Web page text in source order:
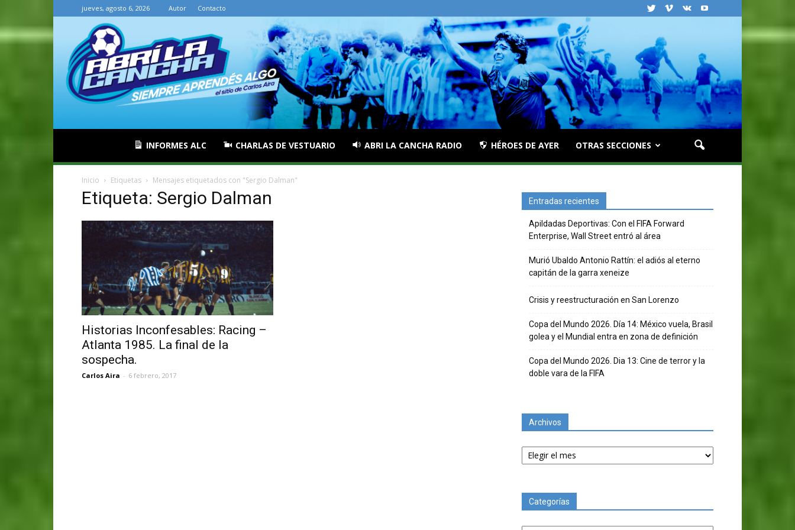
jueves, agosto 6, 2026 Autor Contacto
INFORMES ALC CHARLAS DE VESTUARIO ABRI LA CANCHA RADIO HÉROES DE AYER OTRAS SECCIONES
Inicio Etiquetas Mensajes etiquetados con "Sergio Dalman"
Etiqueta: Sergio Dalman
Historias Inconfesables: Racing –
Atlanta 1985. La final de la
sospecha.
Carlos Aira - 6 febrero, 2017
Entradas recientes
Apildadas Deportivas: Con el FIFA Forward
Enterprise, Wall Street entró al área
Murió Ubaldo Antonio Rattín: el adiós al eterno
capitán de la garra xeneize
Crisis y reestructuración en San Lorenzo
Copa del Mundo 2026. Día 14: México vuela, Brasil
golea y el Mundial entra en zona de definición
Copa del Mundo 2026. Dia 13: Cine de terror y la
doble vara de la FIFA
Archivos
Archivos
Categorías
Categorías